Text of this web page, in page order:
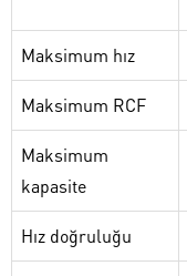
Maksimum hız
Maksimum RCF
Maksimum
kapasite
Hız doğruluğu